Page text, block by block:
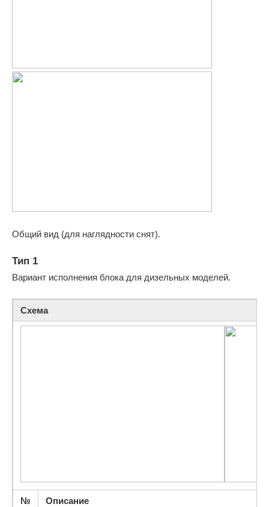
Общий вид (для наглядности снят).
Тип 1
Вариант исполнения блока для дизельных моделей.
Схема
№ Описание